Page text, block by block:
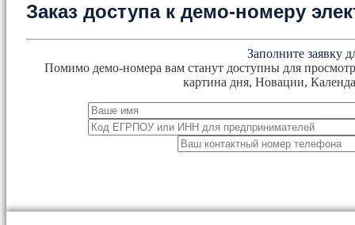
Заказ доступа к демо-номеру
Заполните заявку
Помимо демо-номера вам станут доступны для
картина дня, Новации,